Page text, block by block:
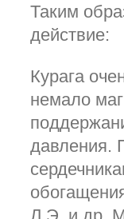
Таким
действие:
Курага
немало
давления.